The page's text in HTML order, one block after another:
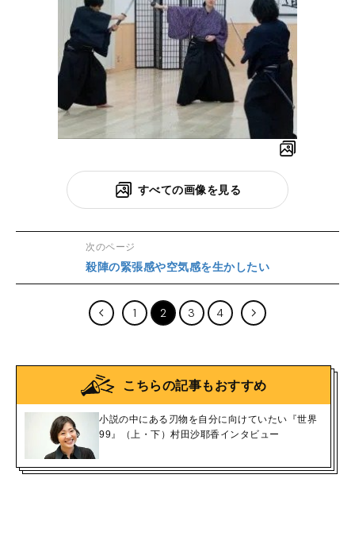
すべての画像を見る
次のページ
殺陣の緊張感や空気感を生かしたい
1 2 3 4
こちらの記事もおすすめ
小説の中にある刃物を自分に向けていたい『世界
99』（上・下）村田沙耶香インタビュー